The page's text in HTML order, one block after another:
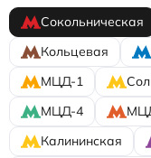
Сокольническая
Кольцевая
МЦД-1
МЦД-4
Калининская